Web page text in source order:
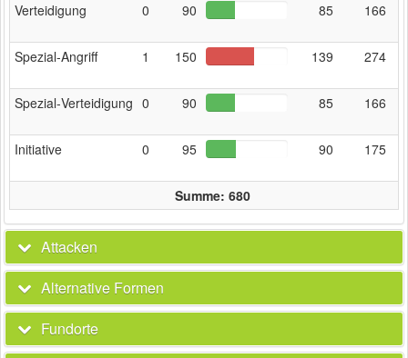
Verteidigung 0 90 85 166
Spezial‑Angriff 1 150 139 274
Spezial‑Verteidigung 0 90 85 166
Initiative 0 95 90 175
Summe: 680
Attacken
Alternative Formen
Fundorte